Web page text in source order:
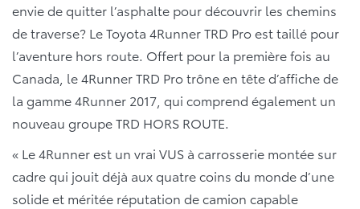
envie de quitter l’asphalte pour découvrir les chemins
de traverse? Le Toyota 4Runner TRD Pro est taillé pour
l’aventure hors route. Offert pour la première fois au
Canada, le 4Runner TRD Pro trône en tête d’affiche de
la gamme 4Runner 2017, qui comprend également un
nouveau groupe TRD HORS ROUTE.
« Le 4Runner est un vrai VUS à carrosserie montée sur
cadre qui jouit déjà aux quatre coins du monde d’une
solide et méritée réputation de camion capable